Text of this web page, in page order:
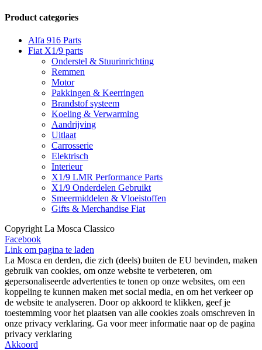
Product categories
Alfa 916 Parts
Fiat X1/9 parts
Onderstel & Stuurinrichting
Remmen
Motor
Pakkingen & Keerringen
Brandstof systeem
Koeling & Verwarming
Aandrijving
Uitlaat
Carrosserie
Elektrisch
Interieur
X1/9 LMR Performance Parts
X1/9 Onderdelen Gebruikt
Smeermiddelen & Vloeistoffen
Gifts & Merchandise Fiat
Copyright La Mosca Classico
Facebook
Link om pagina te laden
La Mosca en derden, die zich (deels) buiten de EU bevinden, maken
gebruik van cookies, om onze website te verbeteren, om
gepersonaliseerde advertenties te tonen op onze websites, om een
koppeling te kunnen maken met social media, en om het verkeer op
de website te analyseren. Door op akkoord te klikken, geef je
toestemming voor het plaatsen van alle cookies zoals omschreven in
onze privacy verklaring. Ga voor meer informatie naar op de pagina
privacy verklaring
Akkoord